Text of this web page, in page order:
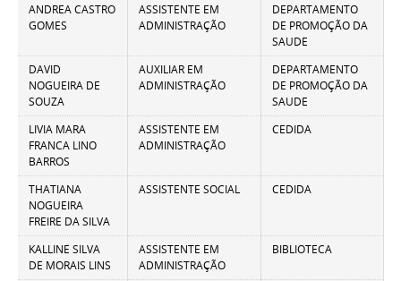
ANDREA CASTRO
GOMES
ASSISTENTE EM
ADMINISTRAÇÃO
DEPARTAMENTO
DE PROMOÇÃO DA
SAUDE
DAVID
NOGUEIRA DE
SOUZA
AUXILIAR EM
ADMINISTRAÇÃO
DEPARTAMENTO
DE PROMOÇÃO DA
SAUDE
LIVIA MARA
FRANCA LINO
BARROS
ASSISTENTE EM
ADMINISTRAÇÃO
CEDIDA
THATIANA
NOGUEIRA
FREIRE DA SILVA
ASSISTENTE SOCIAL CEDIDA
KALLINE SILVA
DE MORAIS LINS
ASSISTENTE EM
ADMINISTRAÇÃO
BIBLIOTECA